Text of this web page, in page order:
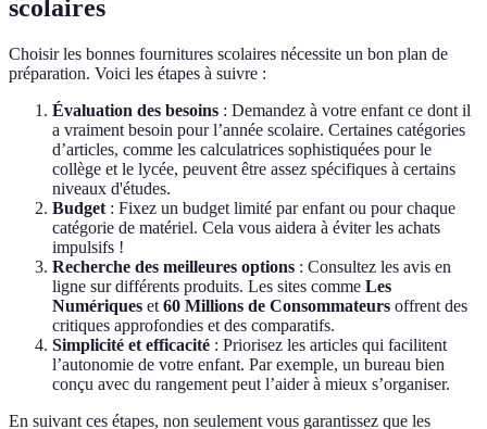
scolaires
Choisir les bonnes fournitures scolaires nécessite un bon plan de
préparation. Voici les étapes à suivre :
Évaluation des besoins : Demandez à votre enfant ce dont il
a vraiment besoin pour l’année scolaire. Certaines catégories
d’articles, comme les calculatrices sophistiquées pour le
collège et le lycée, peuvent être assez spécifiques à certains
niveaux d'études.
Budget : Fixez un budget limité par enfant ou pour chaque
catégorie de matériel. Cela vous aidera à éviter les achats
impulsifs !
Recherche des meilleures options : Consultez les avis en
ligne sur différents produits. Les sites comme Les
Numériques et 60 Millions de Consommateurs offrent des
critiques approfondies et des comparatifs.
Simplicité et efficacité : Priorisez les articles qui facilitent
l’autonomie de votre enfant. Par exemple, un bureau bien
conçu avec du rangement peut l’aider à mieux s’organiser.
En suivant ces étapes, non seulement vous garantissez que les